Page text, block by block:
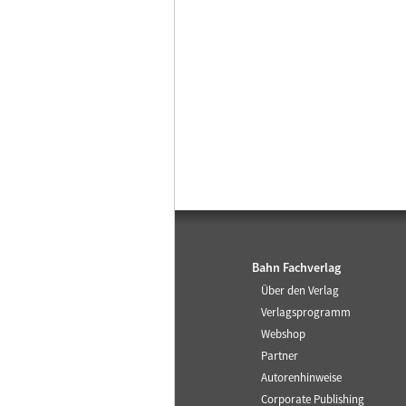
Bahn Fachverlag
Über den Verlag
Verlagsprogramm
Webshop
Partner
Autorenhinweise
Corporate Publishing